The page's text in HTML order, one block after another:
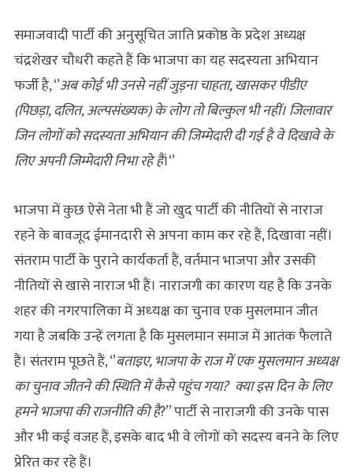
समाजवादी पार्टी की अनुसूचित जाति प्रकोष्ठ के प्रदेश अध्यक्ष
चंद्रशेखर चौधरी कहते हैं कि भाजपा का यह सदस्यता अभियान
फर्जी है, ‘’अब कोई भी उनसे नहीं जुड़ना चाहता, खासकर पीडीए
(पिछड़ा, दलित, अल्‍पसंख्‍यक) के लोग तो बिल्कुल भी नहीं। जिलावार
जिन लोगों को सदस्यता अभियान की जिम्मेदारी दी गई है वे दिखावे के
लिए अपनी जिम्मेदारी निभा रहे हैं।‘’
भाजपा में कुछ ऐसे नेता भी हैं जो खुद पार्टी की नीतियों से नाराज
रहने के बावजूद ईमानदारी से अपना काम कर रहे हैं, दिखावा नहीं।
संतराम पार्टी के पुराने कार्यकर्ता हैं, वर्तमान भाजपा और उसकी
नीतियों से खासे नाराज भी हैं। नाराजगी का कारण यह है कि उनके
शहर की नगरपालिका में अध्‍यक्ष का चुनाव एक मुसलमान जीत
गया है जबकि उन्हें लगता है कि मुसलमान समाज में आतंक फैलाते
हैं। संतराम पूछते हैं, ‘’बताइए, भाजपा के राज में एक मुसलमान अध्यक्ष
का चुनाव जीतने की स्थिति में कैसे पहुंच गया? क्या इस दिन के लिए
हमने भाजपा की राजनीति की है?’’ पार्टी से नाराजगी की उनके पास
और भी कई वजह हैं, इसके बाद भी वे लोगों को सदस्य बनने के लिए
प्रेरित कर रहे हैं।